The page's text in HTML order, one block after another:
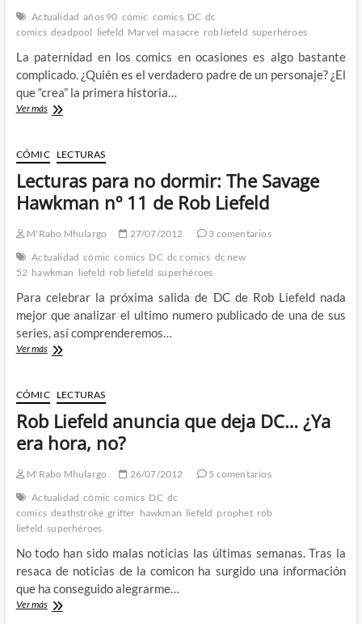
Actualidad años 90 cómic comics DC dc
comics deadpool liefeld Marvel masacre rob liefeld superhéroes
La paternidad en los comics en ocasiones es algo bastante
complicado. ¿Quién es el verdadero padre de un personaje? ¿El
que “crea” la primera historia…
Ver másLiefeld,
la
paternidad
de
los
personajes
CÓMIC LECTURAS
Lecturas para no dormir: The Savage
Hawkman nº 11 de Rob Liefeld
M'Rabo Mhulargo 27/07/2012
3 comentarios
Actualidad cómic comics DC dc comics dc new
52 hawkman liefeld rob liefeld superhéroes
Para celebrar la próxima salida de DC de Rob Liefeld nada
mejor que analizar el ultimo numero publicado de una de sus
series, así comprenderemos…
Ver másLecturas
dormir:
The
Savage
Hawkman
nº
de
Rob
Liefeld
CÓMIC LECTURAS
Rob Liefeld anuncia que deja DC… ¿Ya
era hora, no?
M'Rabo Mhulargo 26/07/2012
5 comentarios
Actualidad cómic comics DC dc
comics deathstroke grifter hawkman liefeld prophet rob
liefeld superhéroes
No todo han sido malas noticias las últimas semanas. Tras la
resaca de noticias de la comicon ha surgido una información
que ha conseguido alegrarme…
Ver másRob